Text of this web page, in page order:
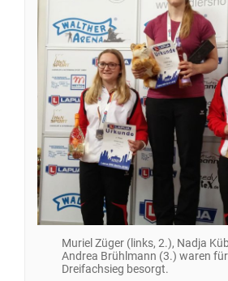
Muriel Züger (links, 2.), Nadja
Andrea Brühlmann (3.) waren
Dreifachsieg besorgt.